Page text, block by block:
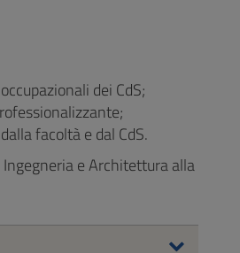
dei CdS;
facoltà e dal CdS.
e Architettura alla